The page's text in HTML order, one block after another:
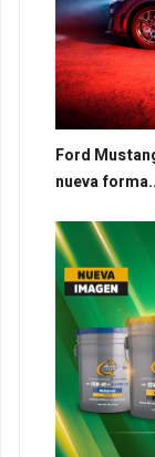
Ford
nueva